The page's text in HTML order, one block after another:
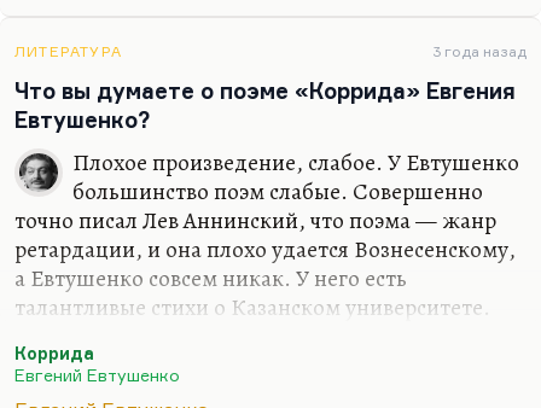
время приходили сюжеты, которые он продавал
ЛИТЕРАТУРА 3 года назад
Что вы думаете о поэме «Коррида» Евгения
Евтушенко?
Плохое произведение, слабое. У Евтушенко
большинство поэм слабые. Совершенно
точно писал Лев Аннинский, что поэма — жанр
ретардации, и она плохо удается Вознесенскому,
а Евтушенко совсем никак. У него есть
талантливые стихи о Казанском университете.
Апрель в Казани, ледоход на Волге,
Коррида
Евгений Евтушенко